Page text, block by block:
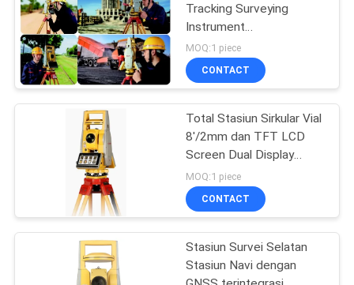
SITEMAP
PRIVACY
POLICYTotal Station Prism
Prism Pole Bipod
11
Tracking Surveying
Instrument
Measurements Total
Station dengan 0.3-3s
Measure Interval dan
MOQ:1 piece
CONTACT
Total Stasiun Sirkular Vial
8'/2mm dan TFT LCD
Screen Dual Display
South Navi Station untuk
pekerjaan survei Anda
MOQ:1 piece
CONTACT
Stasiun Survei Selatan
Stasiun Navi dengan